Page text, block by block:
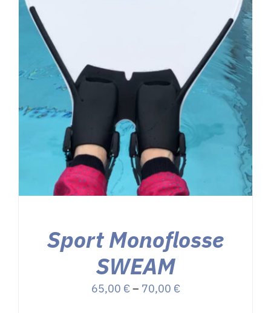
Sport Monoflosse
SWEAM
65,00 €– 70,00 €Preisspanne: